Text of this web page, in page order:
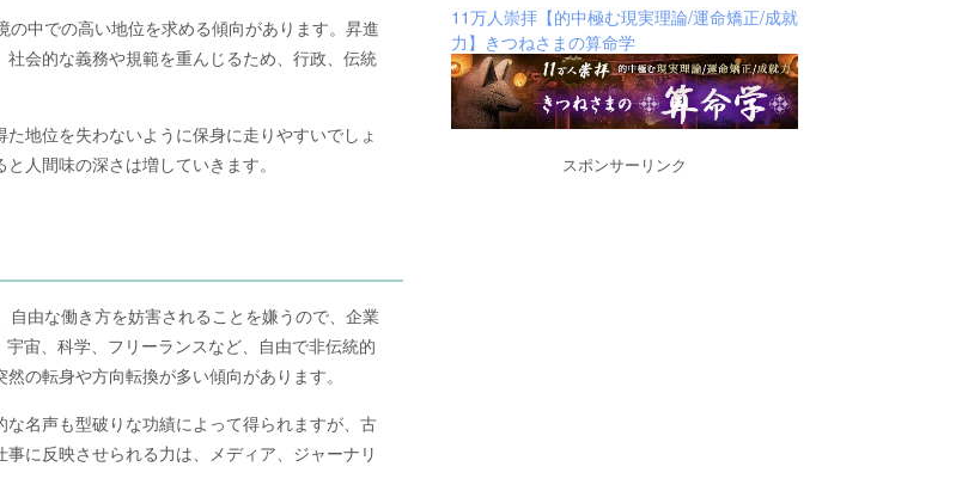
中での高い地位を求める傾向があります。昇進
会的な義務や規範を重んじるため、行政、伝統
地位を失わないように保身に走りやすいでしょ
人間味の深さは増していきます。
由な働き方を妨害されることを嫌うので、企業
宙、科学、フリーランスなど、自由で非伝統的
の転身や方向転換が多い傾向があります。
名声も型破りな功績によって得られますが、古
に反映させられる力は、メディア、ジャーナリ
11万人崇拝【的中極む現実理論/運命矯正/成就
力】きつねさまの算命学
スポンサーリンク